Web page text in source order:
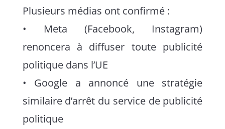
Plusieurs médias ont confirmé :
• Meta (Facebook, Instagram)
renoncera à diffuser toute publicité
politique dans l’UE
• Google a annoncé une stratégie
similaire d’arrêt du service de publicité
politique